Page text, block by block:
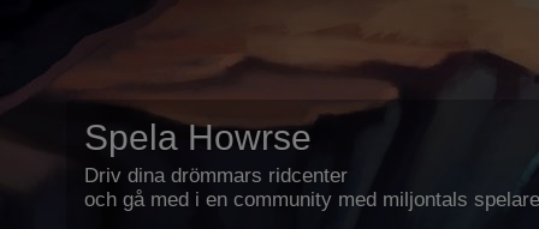
Spela Howrse
Driv dina drömmars ridcenter
och gå med i en community med miljontals